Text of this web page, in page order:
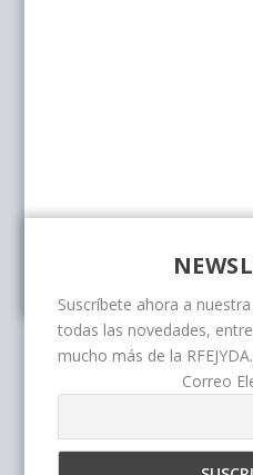
Suscríbete ahora a
todas las novedades,
mucho más de la RFEJYDA.
Correo